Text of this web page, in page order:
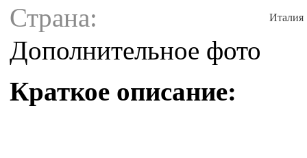
Страна: Италия
Дополнительное фото
Краткое описание: